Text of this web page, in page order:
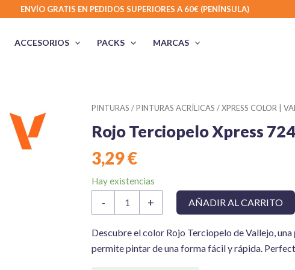
ENVÍO GRATIS EN PEDIDOS SUPERIORES A 60€ (PENÍNSULA)
ACCESORIOS PACKS MARCAS
PINTURAS /PINTURAS ACRÍLICAS /XPRESS COLOR |
Rojo Terciopelo Xpress
3,29€
Hay existencias
-
Terciopelo
72407
Color
Vallejo
+ AÑADIR AL CARRITO
Descubre el color Rojo Terciopelo de Vallejo, una
permite​​ pintar de​​ una forma fácil​​ y rápida.